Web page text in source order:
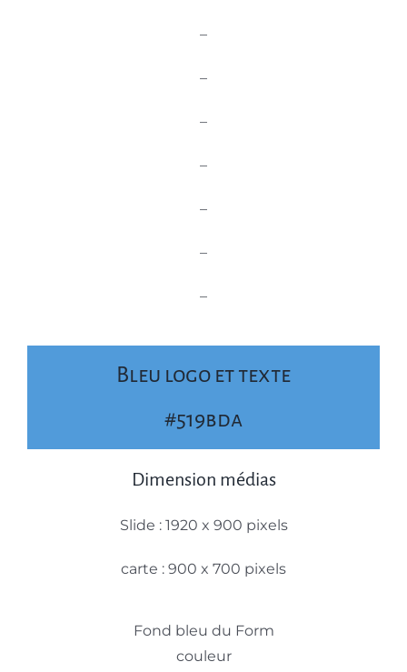
–
–
–
–
–
–
–
Bleu logo et texte
#519bda
Dimension médias
Slide : 1920 x 900 pixels
carte : 900 x 700 pixels
Fond bleu du Form
couleur